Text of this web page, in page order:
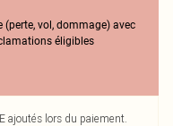
vol, dommage) avec
éligibles
ajoutés lors du paiement.